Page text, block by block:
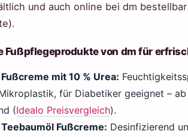
und auch online bei dm bestellbar
Fußpflegeprodukte von dm für
Fußcreme mit 10 % Urea:
für Diabetiker geeignet –
(Idealo Preisvergleich).
Teebaumöl Fußcreme: Desinfizierend